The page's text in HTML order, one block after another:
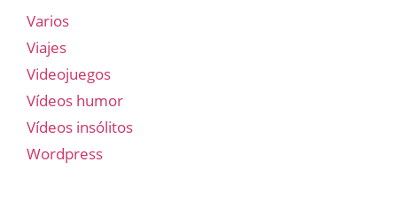
Varios
Viajes
Videojuegos
Vídeos humor
Vídeos insólitos
Wordpress